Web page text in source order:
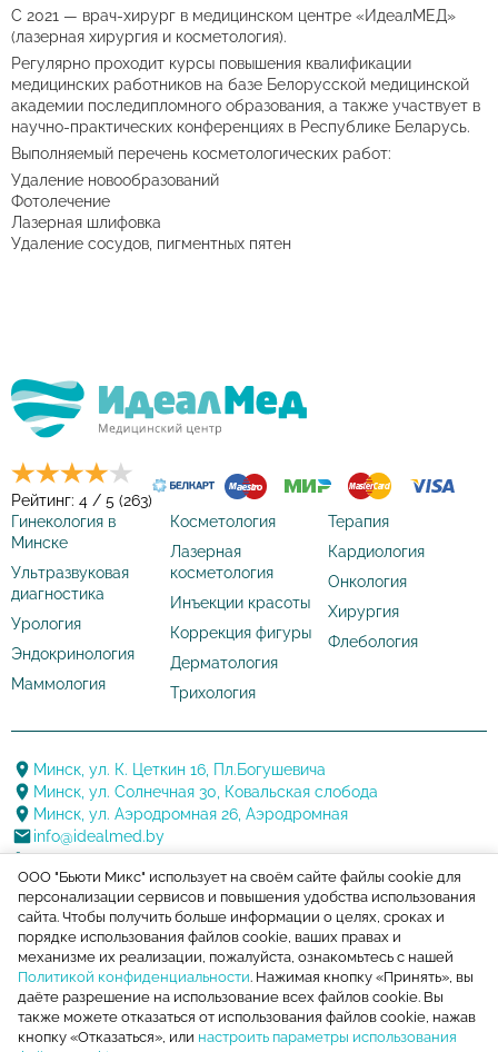
С 2021 — врач-хирург в медицинском центре «ИдеалМЕД»
(лазерная хирургия и косметология).
Регулярно проходит курсы повышения квалификации
медицинских работников на базе Белорусской медицинской
академии последипломного образования, а также участвует в
научно-практических конференциях в Республике Беларусь.
Выполняемый перечень косметологических работ:
Удаление новообразований
Фотолечение
Лазерная шлифовка
Удаление сосудов, пигментных пятен
Рейтинг: 4 / 5 (263)
Гинекология в
Минске
Ультразвуковая
диагностика
Урология
Эндокринология
Маммология
Косметология
Лазерная
косметология
Инъекции красоты
Коррекция фигуры
Дерматология
Трихология
Терапия
Кардиология
Онкология
Хирургия
Флебология
Минск, ул. К. Цеткин 16, Пл.Богушевича
Минск, ул. Солнечная 30, Ковальская слобода
Минск, ул. Аэродромная 26, Аэродромная
info@idealmed.by
+375 17 388 20 88
+375 29 144 22 22
+375 17 388 20 88
Следите за акциями и новостями медцентра
Политика конфиденциальности
ООО "Бьюти Микс" использует на своём сайте файлы cookie для
персонализации сервисов и повышения удобства использования
сайта. Чтобы получить больше информации о целях, сроках и
порядке использования файлов cookie, ваших правах и
механизме их реализации, пожалуйста, ознакомьтесь с нашей
Политикой конфиденциальности. Нажимая кнопку «Принять», вы
даёте разрешение на использование всех файлов cookie. Вы
также можете отказаться от использования файлов cookie, нажав
кнопку «Отказаться», или настроить параметры использования